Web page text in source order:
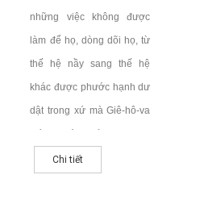
những việc không được
làm để họ, dòng dõi họ, từ
thế hệ nầy sang thế hệ
khác được phước hạnh dư
dật trong xứ mà Giê-hô-va
Đức Chúa Trời đưa họ
đến, xứ Ca-na-
Chi tiết